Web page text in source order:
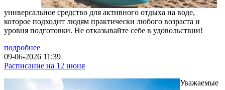
универсальное средство для активного отдыха на воде,
которое подходит людям практически любого возраста и
уровня подготовки. Не отказывайте себе в удовольствии!
подробнее
09-06-2026 11:39
Расписание на 12 июня
Уважаемые